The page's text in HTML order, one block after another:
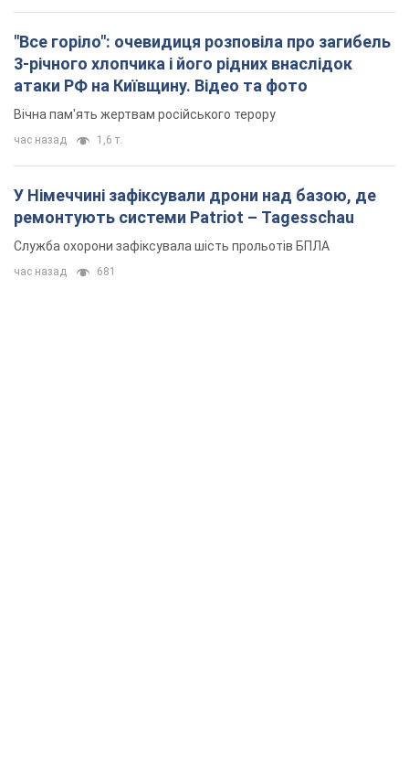
"Все горіло": очевидиця розповіла про загибель
3-річного хлопчика і його рідних внаслідок
атаки РФ на Київщину. Відео та фото
Вічна пам'ять жертвам російського терору
час назад 1,6 т.
У Німеччині зафіксували дрони над базою, де
ремонтують системи Patriot – Tagesschau
Служба охорони зафіксувала шість прольотів БПЛА
час назад 681